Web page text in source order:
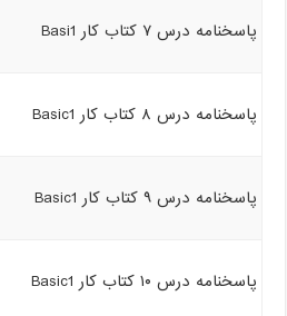
پاسخنامه درس ۷ کتاب کار Basi1
پاسخنامه درس ۸ کتاب کار Basic1
پاسخنامه درس ۹ کتاب کار Basic1
پاسخنامه درس ۱۰ کتاب کار Basic1